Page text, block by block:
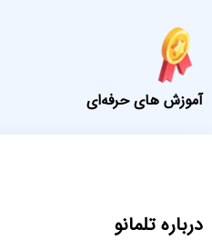
آموزش های حرفه‌ای
درباره تلمانو